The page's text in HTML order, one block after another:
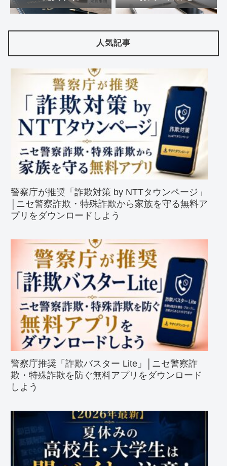
人気記事
警察庁が推奨「詐欺対策 by NTTタウンページ」
│ニセ警察詐欺・特殊詐欺から家族を守る無料ア
プリをダウンロードしよう
警察庁推奨「詐欺バスター Lite」│ニセ警察詐
欺・特殊詐欺を防ぐ無料アプリをダウンロード
しよう